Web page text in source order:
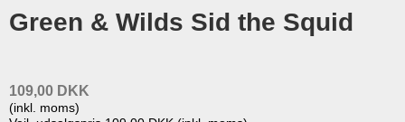
Green & Wilds Sid the Squid
109,00 DKK
(inkl. moms)